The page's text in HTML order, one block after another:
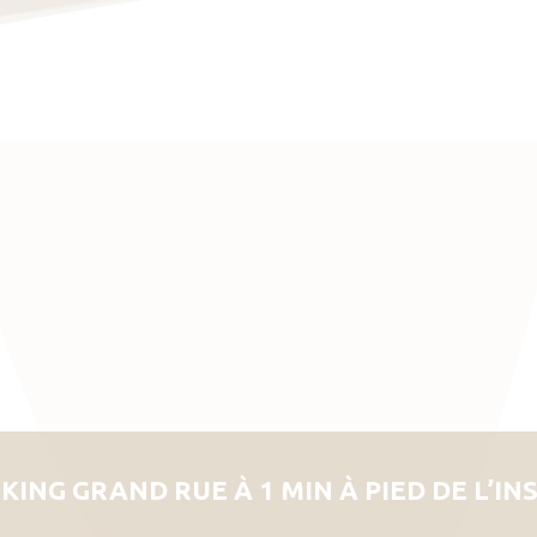
GRAND RUE À 1 MIN À PIED DE